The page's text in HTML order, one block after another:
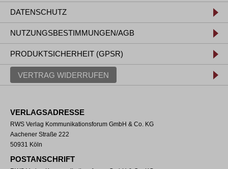
DATENSCHUTZ
NUTZUNGSBESTIMMUNGEN/AGB
PRODUKTSICHERHEIT (GPSR)
VERTRAG WIDERRUFEN
VERLAGSADRESSE
RWS Verlag Kommunikationsforum GmbH & Co. KG
Aachener Straße 222
50931 Köln
POSTANSCHRIFT